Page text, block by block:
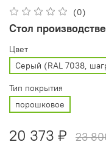
(0)
Стол
Цвет
Серый (RAL 7038,
Тип покрытия
порошковое
20 373 ₽ 23